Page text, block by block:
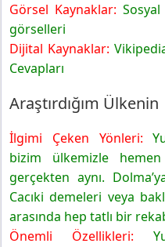
Görsel Kaynaklar:
görselleri
Dijital Kaynaklar:
Cevapları
Araştırdığım Ülkenin
İlgimi Çeken Yönleri:
bizim ülkemizle
gerçekten aynı.
Cacıki demeleri veya
arasında hep tatlı bir
Önemli Özellikleri: